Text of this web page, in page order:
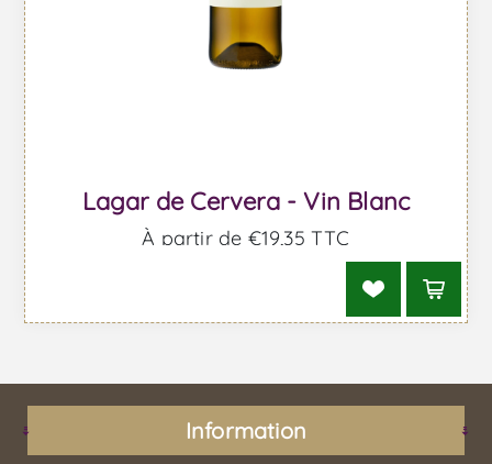
Lagar de Cervera - Vin Blanc
À partir de €19,35 TTC
Information